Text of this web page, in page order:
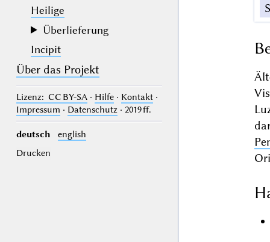
Heilige
Überlieferung
Incipit
Über das Projekt
Lizenz: CC BY-SA· Hilfe· Kontakt·
Impressum · Datenschutz· 2019 ff.
deutsch
english
Drucken